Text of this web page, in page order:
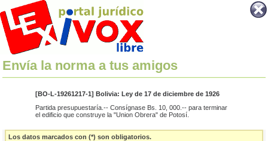
Envía la norma a tus amigos
[BO-L-19261217-1] Bolivia: Ley de 17 de diciembre de 1926
Partida presupuestaría.-- Consígnase Bs. 10, 000.-- para terminar
el edificio que construye la "Union Obrera" de Potosí.
Los datos marcados con (*) son obligatorios.